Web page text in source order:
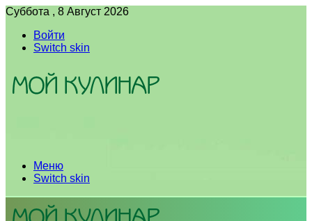
Суббота , 8 Август 2026
Войти
Switch skin
Меню
Switch skin